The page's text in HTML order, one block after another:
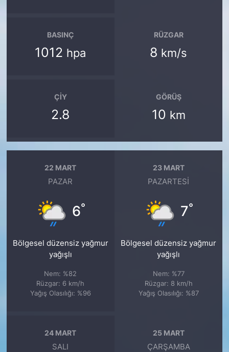
BASINÇ
1012 hpa
RÜZGAR
8 km/s
ÇIY
2.8
GÖRÜŞ
10 km
22 MART
PAZAR
6°
Bölgesel düzensiz yağmur
yağışlı
Nem: %82
Rüzgar: 6 km/h
Yağış Olasılığı: %96
23 MART
PAZARTESI
7°
Bölgesel düzensiz yağmur
yağışlı
Nem: %77
Rüzgar: 8 km/h
Yağış Olasılığı: %87
24 MART
SALI
25 MART
ÇARŞAMBA